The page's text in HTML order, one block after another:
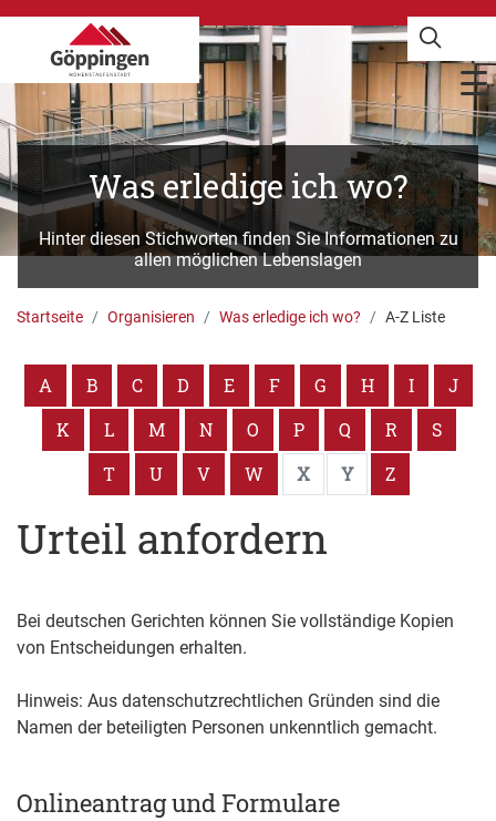
Was erledige ich wo?
Hinter diesen Stichworten finden Sie Informationen zu
allen möglichen Lebenslagen
Startseite Organisieren Was erledige ich wo? A-Z Liste
A B C D E F G H I
J
K
L M N O P Q R
S
T
U V W X Y Z
Urteil anfordern
Bei deutschen Gerichten können Sie vollständige Kopien
von Entscheidungen erhalten.
Hinweis: Aus datenschutzrechtlichen Gründen sind die
Namen der beteiligten Personen unkenntlich gemacht.
Onlineantrag und Formulare